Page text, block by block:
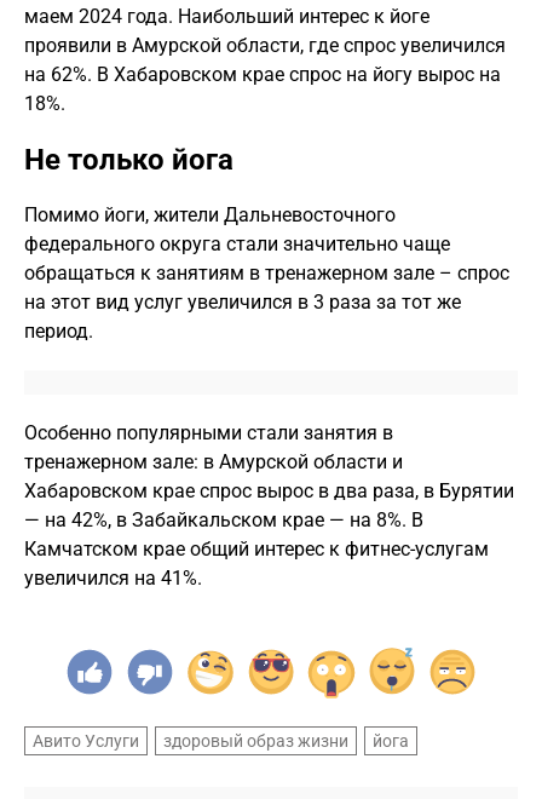
маем 2024 года. Наибольший интерес к йоге
проявили в Амурской области, где спрос увеличился
на 62%. В Хабаровском крае спрос на йогу вырос на
18%.
Не только йога
Помимо йоги, жители Дальневосточного
федерального округа стали значительно чаще
обращаться к занятиям в тренажерном зале – спрос
на этот вид услуг увеличился в 3 раза за тот же
период.
Особенно популярными стали занятия в
тренажерном зале: в Амурской области и
Хабаровском крае спрос вырос в два раза, в Бурятии
— на 42%, в Забайкальском крае — на 8%. В
Камчатском крае общий интерес к фитнес-услугам
увеличился на 41%.
Авито Услуги здоровый образ жизни йога